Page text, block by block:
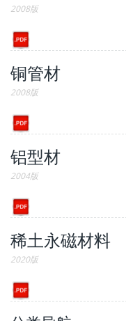
2008版
铜管材
2008版
铝型材
2004版
稀土永磁材料
2020版